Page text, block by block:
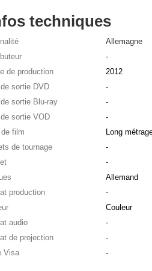
techniques
Allemagne
-
de production
2012
sortie DVD
-
sortie Blu-ray
-
sortie VOD
-
film
Long
de tournage
-
-
Allemand
production
-
Couleur
audio
-
de projection
-
Visa
-